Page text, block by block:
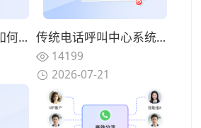
电话呼叫中心系统如何实现来电智能分配？路由策略优化坐席资源调配 传统电话呼叫中心系统面临哪些挑战？数字化转型的迫切性与路径
14199
2026-07-21